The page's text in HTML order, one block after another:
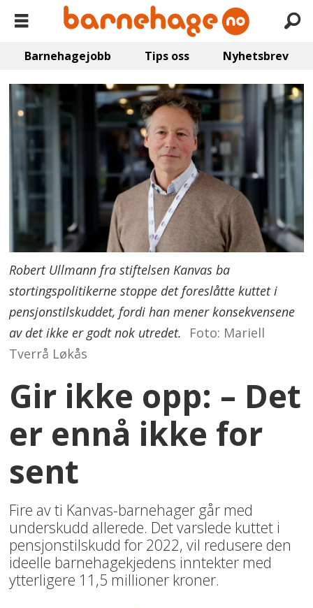
Barnehagejobb Tips oss Nyhetsbrev
Robert Ullmann fra stiftelsen Kanvas ba
stortingspolitikerne stoppe det foreslåtte kuttet i
pensjonstilskuddet, fordi han mener konsekvensene
av det ikke er godt nok utredet.
Foto: Mariell
Tverrå Løkås
Gir ikke opp: – Det
er ennå ikke for
sent
Fire av ti Kanvas-barnehager går med
underskudd allerede. Det varslede kuttet i
pensjonstilskudd for 2022, vil redusere den
ideelle barnehagekjedens inntekter med
ytterligere 11,5 millioner kroner.